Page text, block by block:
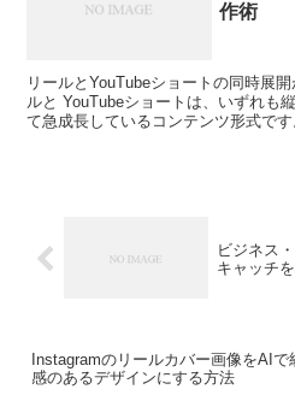
作術
リールとYouTubeショートの同時展
ルと YouTubeショートは、いずれも
て急成長しているコンテンツ形式で
ビジネス
キャッチ
Instagramのリールカバー画像をAIで
感のあるデザインにする方法